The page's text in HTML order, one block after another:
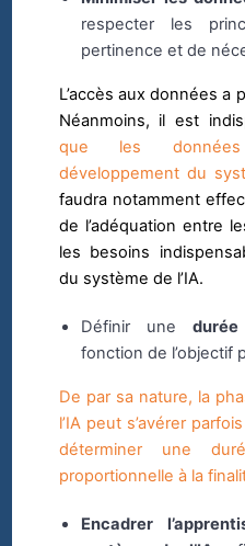
respecter les
pertinence et de
L’accès aux données a
Néanmoins, il est
que les
développement du
faudra notamment
de l’adéquation entre
les besoins
du système de l’IA.
Définir une
fonction de l’objectif
De par sa nature, la
l’IA peut s’avérer
déterminer une
proportionnelle à la
Encadrer